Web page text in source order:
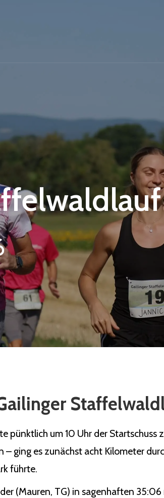
pünktlich um 10 Uhr der Startschuss
– ging es zunächst acht Kilometer
führte.
(Mauren, TG) in sagenhaften